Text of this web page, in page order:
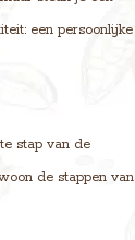
een persoonlijke
stap van de
de stappen van